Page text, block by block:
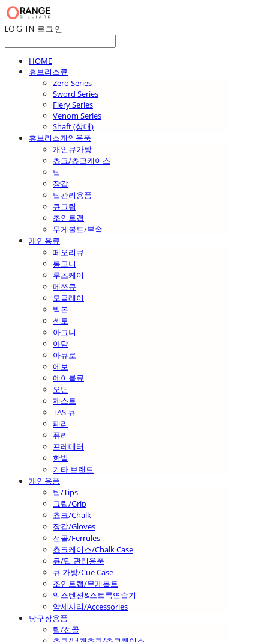
LOG IN 로그인
HOME
휴브리스큐
Zero Series
Sword Series
Fiery Series
Venom Series
Shaft (상대)
휴브리스개인용품
개인큐가방
쵸크/쵸크케이스
팁
장갑
팁관리용품
큐그립
조인트캡
무게볼트/부속
개인용큐
떼오리큐
롱고니
루츠케이
메쯔큐
모글레이
빅본
센토
아그니
아담
아큐로
에보
에이블큐
오딘
제스트
TAS 큐
페리
퓨리
프레데터
한밭
기타 브랜드
개인용품
팁/Tips
그립/Grip
쵸크/Chalk
장갑/Gloves
선골/Ferrules
쵸크케이스/Chalk Case
큐/팁 관리용품
큐 가방/Cue Case
조인트캡/무게볼트
익스텐션&스트록연습기
악세사리/Accessories
당구장용품
팁/선골